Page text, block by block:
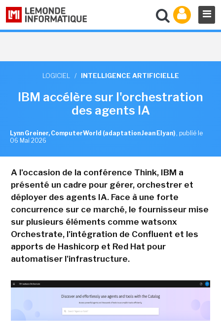
LOGICIEL / INTELLIGENCE ARTIFICIELLE
IBM accélère sur l'orchestration
des agents IA
Lynn Greiner, ComputerWorld (adaptation Jean Elyan) , publié le
06 Mai 2026
A l'occasion de la conférence Think, IBM a
présenté un cadre pour gérer, orchestrer et
déployer des agents IA. Face à une forte
concurrence sur ce marché, le fournisseur mise
sur plusieurs éléments comme watsonx
Orchestrate, l'intégration de Confluent et les
apports de Hashicorp et Red Hat pour
automatiser l'infrastructure.